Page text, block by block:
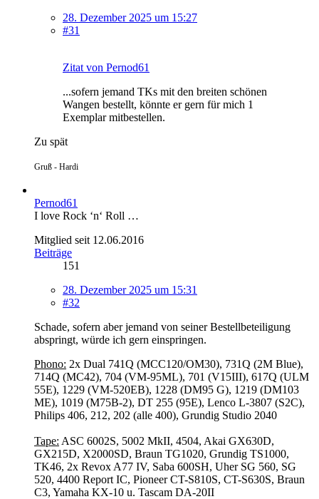
28. Dezember 2025 um 15:27
#31
Zitat von Pernod61
...sofern jemand TKs mit den breiten schönen
Wangen bestellt, könnte er gern für mich 1
Exemplar mitbestellen.
Zu spät
Gruß - Hardi
Pernod61
I love Rock ‘n‘ Roll …
Mitglied seit 12.06.2016
Beiträge
151
28. Dezember 2025 um 15:31
#32
Schade, sofern aber jemand von seiner Bestellbeteiligung
abspringt, würde ich gern einspringen.
Phono: 2x Dual 741Q (MCC120/OM30), 731Q (2M Blue),
714Q (MC42), 704 (VM-95ML), 701 (V15III), 617Q (ULM
55E), 1229 (VM-520EB), 1228 (DM95 G), 1219 (DM103
ME), 1019 (M75B-2), DT 255 (95E), Lenco L-3807 (S2C),
Philips 406, 212, 202 (alle 400), Grundig Studio 2040
Tape: ASC 6002S, 5002 MkII, 4504, Akai GX630D,
GX215D, X2000SD, Braun TG1020, Grundig TS1000,
TK46, 2x Revox A77 IV, Saba 600SH, Uher SG 560, SG
520, 4400 Report IC, Pioneer CT-S810S, CT-S630S, Braun
C3, Yamaha KX-10 u. Tascam DA-20II